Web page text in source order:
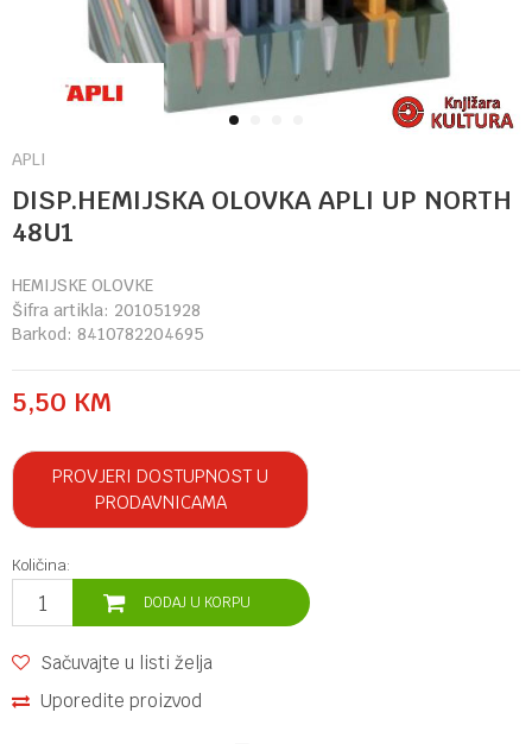
1
APLI
DISP.HEMIJSKA OLOVKA APLI UP NORTH
48U1
HEMIJSKE OLOVKE
Šifra artikla: 201051928
Barkod: 8410782204695
5,50 KM
PROVJERI DOSTUPNOST U
PRODAVNICAMA
Količina:
DODAJ U KORPU
Sačuvajte u listi želja
Uporedite proizvod